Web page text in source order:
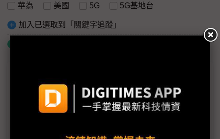
華為 美國 5G 5G基地台
加入已選取到「關鍵字追蹤」
疫情重創經濟 中國加快5G部署求振興